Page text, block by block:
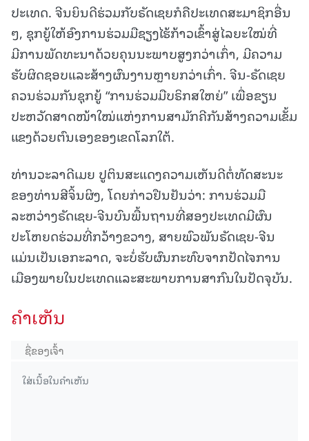
ປະເທດ. ຈີນຍິນດີຮ່ວມກັບຣັດເຊຍກໍຄືປະເທດສະມາຊິກອື່ນ
ໆ, ຊຸກຍູ້ໃຫ້ອົງການຮ່ວມມືຊຽງໄຮ້ກ້າວເຂົ້າສູ່ໄລຍະໃໝ່ທີ່
ມີການພັດທະນາດ້ວຍຄຸນນະພາບສູງກວ່າເກົ່າ, ມີຄວາມ
ຮັບຜິດຊອບແລະສ້າງຜົນງານຫຼາຍກວ່າເກົ່າ. ຈີນ-ຣັດເຊຍ
ຄວນຮ່ວມກັນຊຸກຍູ້ “ການຮ່ວມມືບຣິກສໃຫຍ່” ເພື່ອຂຽນ
ປະຫວັດສາດໜ້າໃໝ່ແຫ່ງການສາມັກຄີກັນສ້າງຄວາມເຂັ້ມ
ແຂງດ້ວຍຕົນເອງຂອງເຂດໂລກໃຕ້.
ທ່ານວະລາດີເມຍ ປູຕິນສະແດງຄວາມເຫັນດີຕໍ່ທັດສະນະ
ຂອງທ່ານສີຈິ້ນຜິງ, ໂດຍກ່າວຢືນຢັນວ່າ: ການຮ່ວມມື
ລະຫວ່າງຣັດເຊຍ-ຈີນບົນພື້ນຖານທີ່ສອງປະເທດມີຜົນ
ປະໂຫຍດຮ່ວມທີ່ກວ້າງຂວາງ, ສາຍພົວພັນຣັດເຊຍ-ຈີນ
ແມ່ນເປັນເອກະລາດ, ຈະບໍ່ຮັບຜົນກະທົບຈາກປັດໄຈການ
ເມືອງພາຍໃນປະເທດແລະສະພາບການສາກົນໃນປັດຈຸບັນ.
ຄໍາເຫັນ